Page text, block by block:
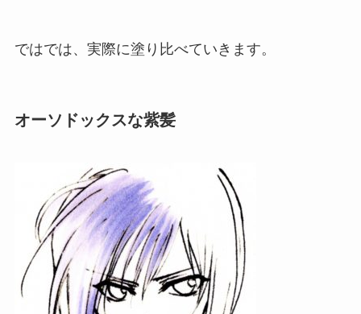
ではでは、実際に塗り比べていきます。
オーソドックスな紫髪